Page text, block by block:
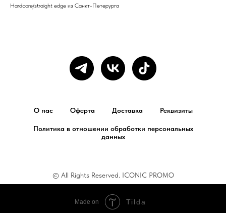
Hardcore/straight edge из Санкт-Петерурга
О нас Оферта Доставка Реквизиты
Политика в отношении обработки персональных
данных
© All Rights Reserved. ICONIC PROMO
Made on Tilda